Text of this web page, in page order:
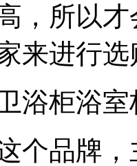
，所以
来进行
柜浴室
品牌，